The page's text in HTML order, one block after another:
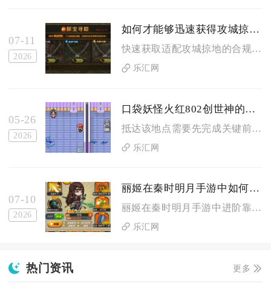
07-11
2026
如何才能够迅速获得攻城掠地辅助
快速获取适配攻城掠地的合规辅助可分渠道筛选、安装配置、功能定...
乐汇网
05-26
2026
口袋妖怪火红802创世神的地点是哪个
抵达该地点需要先完成关键前置流程，玩家需先到达枯叶市，从码头...
乐汇网
07-10
2026
丽姬在秦时明月手游中如何进阶和培养
丽姬在秦时明月手游中进阶靠碎片与记忆石逐级突破、升星，培养以...
乐汇网
热门资讯 更多